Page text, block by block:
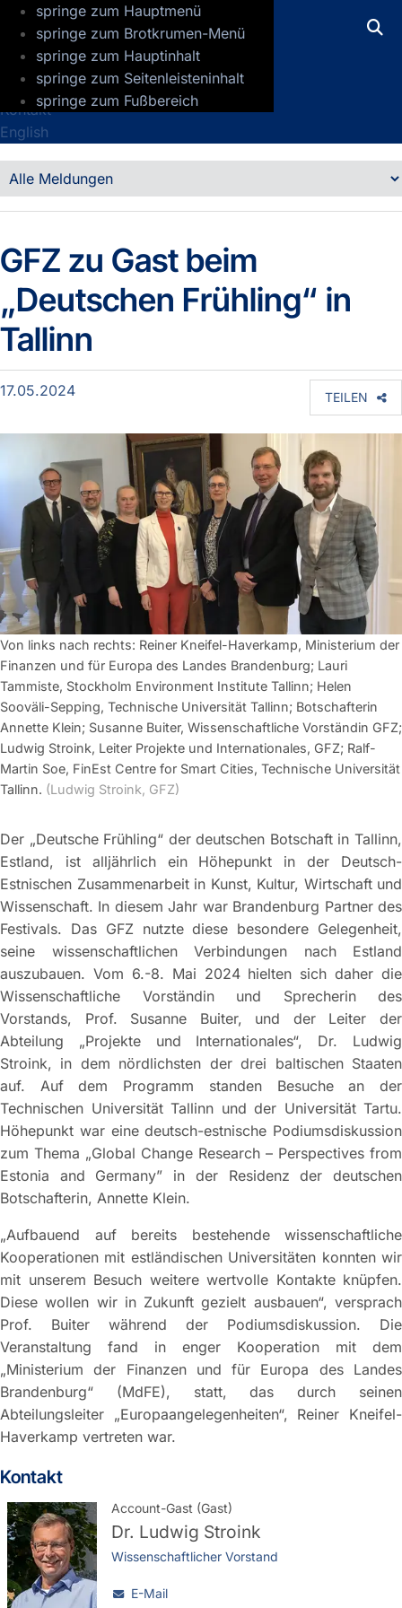
springe zum Hauptmenü
springe zum Brotkrumen-Menü
springe zum Hauptinhalt
springe zum Seitenleisteninhalt
springe zum Fußbereich
GFZ Helmholtz-Zentrum für
Presse
Jobs
Kontakt
English
Detailansicht
GFZ zu Gast beim
„Deutschen Frühling“ in
Tallinn
17.05.2024 TEILEN
Von links nach rechts: Reiner Kneifel-Haverkamp, Ministerium der
Finanzen und für Europa des Landes Brandenburg; Lauri
Tammiste, Stockholm Environment Institute Tallinn; Helen
Sooväli-Sepping, Technische Universität Tallinn; Botschafterin
Annette Klein; Susanne Buiter, Wissenschaftliche Vorständin GFZ;
Ludwig Stroink, Leiter Projekte und Internationales, GFZ; Ralf-
Martin Soe, FinEst Centre for Smart Cities, Technische Universität
Tallinn. (Ludwig Stroink, GFZ)
Der „Deutsche Frühling“ der deutschen Botschaft in Tallinn,
Estland, ist alljährlich ein Höhepunkt in der Deutsch-
Estnischen Zusammenarbeit in Kunst, Kultur, Wirtschaft und
Wissenschaft. In diesem Jahr war Brandenburg Partner des
Festivals. Das GFZ nutzte diese besondere Gelegenheit,
seine wissenschaftlichen Verbindungen nach Estland
auszubauen. Vom 6.-8. Mai 2024 hielten sich daher die
Wissenschaftliche Vorständin und Sprecherin des
Vorstands, Prof. Susanne Buiter, und der Leiter der
Abteilung „Projekte und Internationales“, Dr. Ludwig
Stroink, in dem nördlichsten der drei baltischen Staaten
auf. Auf dem Programm standen Besuche an der
Technischen Universität Tallinn und der Universität Tartu.
Höhepunkt war eine deutsch-estnische Podiumsdiskussion
zum Thema „Global Change Research – Perspectives from
Estonia and Germany” in der Residenz der deutschen
Botschafterin, Annette Klein.
„Aufbauend auf bereits bestehende wissenschaftliche
Kooperationen mit estländischen Universitäten konnten wir
mit unserem Besuch weitere wertvolle Kontakte knüpfen.
Diese wollen wir in Zukunft gezielt ausbauen“, versprach
Prof. Buiter während der Podiumsdiskussion. Die
Veranstaltung fand in enger Kooperation mit dem
„Ministerium der Finanzen und für Europa des Landes
Brandenburg“ (MdFE), statt, das durch seinen
Abteilungsleiter „Europaangelegenheiten“, Reiner Kneifel-
Haverkamp vertreten war.
Kontakt
Account-Gast (Gast)
Dr. Ludwig Stroink
Wissenschaftlicher Vorstand
E-Mail